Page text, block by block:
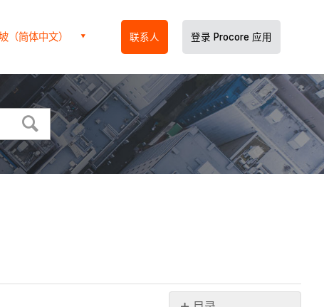
（简体中文） 联系人 登录 Procore 应用